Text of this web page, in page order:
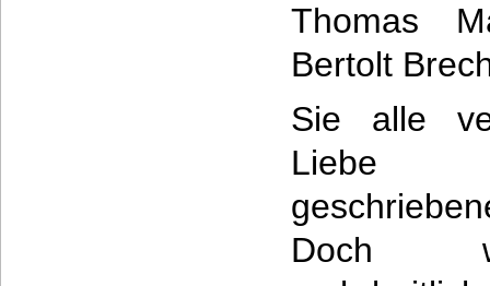
Thomas
Bertolt
Sie alle
Liebe
Doch